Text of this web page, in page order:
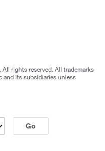
rights reserved. All trademarks
and its subsidiaries unless
Go